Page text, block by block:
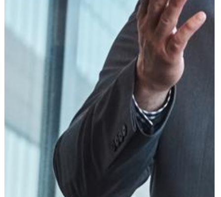
פשיטת רגל
גישור ובוררות
צה"ל-משרד הביטחון